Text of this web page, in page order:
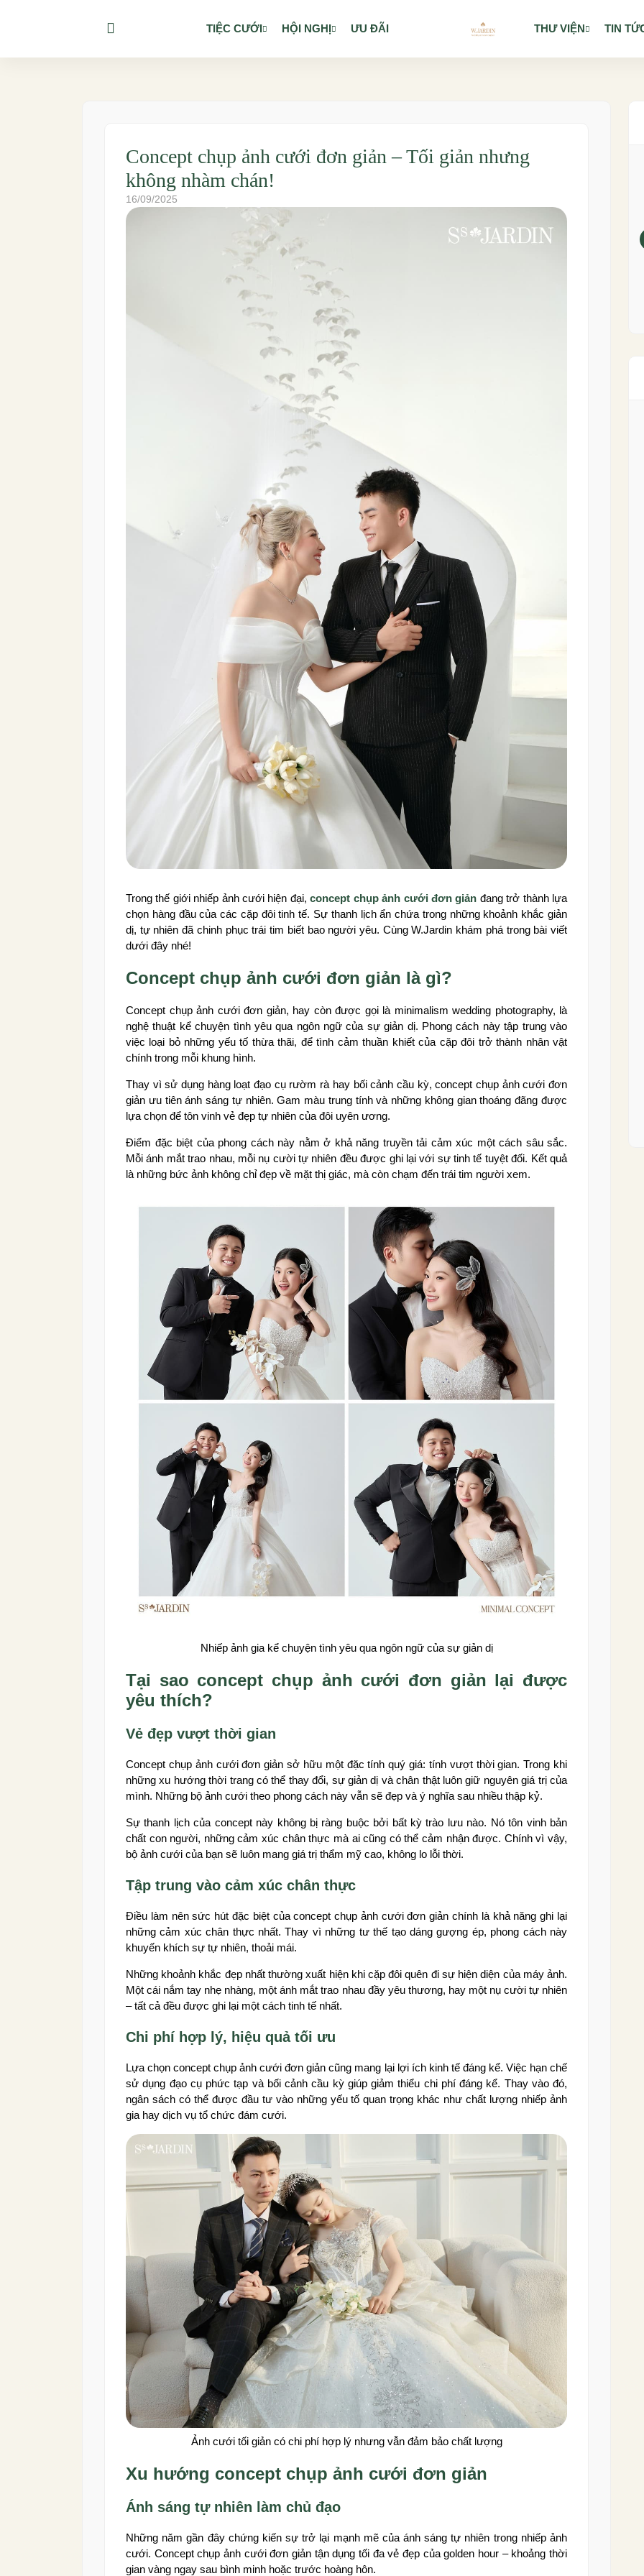
TIỆC CƯỚI HỘI NGHỊ ƯU ĐÃI THƯ VIỆN TIN
Concept chụp ảnh cưới đơn giản – Tối giản nhưng
không nhàm chán!
16/09/2025
Trong thế giới nhiếp ảnh cưới hiện đại,concept chụp ảnh cưới đơn giản đang trở thành lựa
chọn hàng đầu của các cặp đôi tinh tế. Sự thanh lịch ẩn chứa trong những khoảnh khắc giản
dị, tự nhiên đã chinh phục trái tim biết bao người yêu. Cùng W.Jardin khám phá trong bài viết
dưới đây nhé!
Concept chụp ảnh cưới đơn giản là gì?
Concept chụp ảnh cưới đơn giản, hay còn được gọi là minimalism wedding photography, là
nghệ thuật kể chuyện tình yêu qua ngôn ngữ của sự giản dị. Phong cách này tập trung vào
việc loại bỏ những yếu tố thừa thãi, để tình cảm thuần khiết của cặp đôi trở thành nhân vật
chính trong mỗi khung hình.
Thay vì sử dụng hàng loạt đạo cụ rườm rà hay bối cảnh cầu kỳ, concept chụp ảnh cưới đơn
giản ưu tiên ánh sáng tự nhiên. Gam màu trung tính và những không gian thoáng đãng được
lựa chọn để tôn vinh vẻ đẹp tự nhiên của đôi uyên ương.
Điểm đặc biệt của phong cách này nằm ở khả năng truyền tải cảm xúc một cách sâu sắc.
Mỗi ánh mắt trao nhau, mỗi nụ cười tự nhiên đều được ghi lại với sự tinh tế tuyệt đối. Kết quả
là những bức ảnh không chỉ đẹp về mặt thị giác, mà còn chạm đến trái tim người xem.
Nhiếp ảnh gia kể chuyện tình yêu qua ngôn ngữ của sự giản dị
Tại sao concept chụp ảnh cưới đơn giản lại được
yêu thích?
Vẻ đẹp vượt thời gian
Concept chụp ảnh cưới đơn giản sở hữu một đặc tính quý giá: tính vượt thời gian. Trong khi
những xu hướng thời trang có thể thay đổi, sự giản dị và chân thật luôn giữ nguyên giá trị của
mình. Những bộ ảnh cưới theo phong cách này vẫn sẽ đẹp và ý nghĩa sau nhiều thập kỷ.
Sự thanh lịch của concept này không bị ràng buộc bởi bất kỳ trào lưu nào. Nó tôn vinh bản
chất con người, những cảm xúc chân thực mà ai cũng có thể cảm nhận được. Chính vì vậy,
bộ ảnh cưới của bạn sẽ luôn mang giá trị thẩm mỹ cao, không lo lỗi thời.
Tập trung vào cảm xúc chân thực
Điều làm nên sức hút đặc biệt của concept chụp ảnh cưới đơn giản chính là khả năng ghi lại
những cảm xúc chân thực nhất. Thay vì những tư thế tạo dáng gượng ép, phong cách này
khuyến khích sự tự nhiên, thoải mái.
Những khoảnh khắc đẹp nhất thường xuất hiện khi cặp đôi quên đi sự hiện diện của máy ảnh.
Một cái nắm tay nhẹ nhàng, một ánh mắt trao nhau đầy yêu thương, hay một nụ cười tự nhiên
– tất cả đều được ghi lại một cách tinh tế nhất.
Chi phí hợp lý, hiệu quả tối ưu
Lựa chọn concept chụp ảnh cưới đơn giản cũng mang lại lợi ích kinh tế đáng kể. Việc hạn chế
sử dụng đạo cụ phức tạp và bối cảnh cầu kỳ giúp giảm thiểu chi phí đáng kể. Thay vào đó,
ngân sách có thể được đầu tư vào những yếu tố quan trọng khác như chất lượng nhiếp ảnh
gia hay dịch vụ tổ chức đám cưới.
Ảnh cưới tối giản có chi phí hợp lý nhưng vẫn đảm bảo chất lượng
Xu hướng concept chụp ảnh cưới đơn giản
Ánh sáng tự nhiên làm chủ đạo
Những năm gần đây chứng kiến sự trở lại mạnh mẽ của ánh sáng tự nhiên trong nhiếp ảnh
cưới. Concept chụp ảnh cưới đơn giản tận dụng tối đa vẻ đẹp của golden hour – khoảng thời
gian vàng ngay sau bình minh hoặc trước hoàng hôn.